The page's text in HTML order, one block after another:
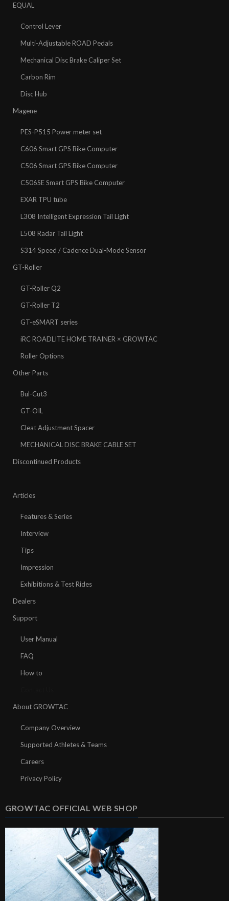
EQUAL
Control Lever
Multi-Adjustable ROAD Pedals
Mechanical Disc Brake Caliper Set
Carbon Rim
Disc Hub
Magene
PES-P515 Power meter set
C606 Smart GPS Bike Computer
C506 Smart GPS Bike Computer
C506SE Smart GPS Bike Computer
EXAR TPU tube
L308 Intelligent Expression Tail Light
L508 Radar Tail Light
S314 Speed / Cadence Dual-Mode Sensor
GT-Roller
GT-Roller Q2
GT-Roller T2
GT-eSMART series
iRC ROADLITE HOME TRAINER × GROWTAC
Roller Options
Other Parts
Bul-Cut3
GT-OIL
Cleat Adjustment Spacer
MECHANICAL DISC BRAKE CABLE SET
Discontinued Products
Articles
Features & Series
Interview
Tips
Impression
Exhibitions & Test Rides
Dealers
Support
User Manual
FAQ
How to
About GROWTAC
Company Overview
Supported Athletes & Teams
Careers
Privacy Policy
GROWTAC OFFICIAL WEB SHOP